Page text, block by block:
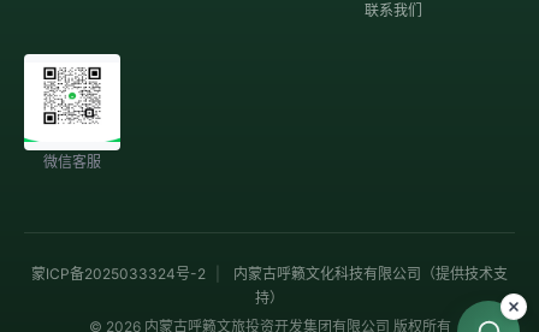
联系我们
微信客服
蒙ICP备2025033324号-2
内蒙古呼籁文化科技有限公司（提供技术支
持）
© 2026 内蒙古呼籁文旅投资开发集团有限公司 版权所有